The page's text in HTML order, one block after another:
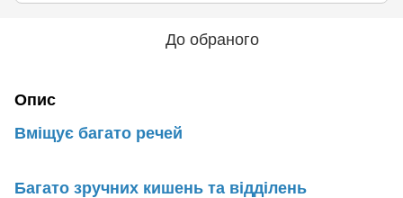
До обраного
Опис
Вміщує багато речей
Багато зручних кишень та відділень